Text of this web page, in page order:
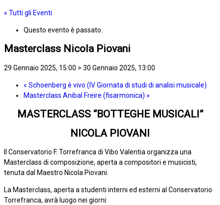
« Tutti gli Eventi
Questo evento è passato.
Masterclass Nicola Piovani
29 Gennaio 2025, 15:00 > 30 Gennaio 2025, 13:00
« Schoenberg è vivo (IV Giornata di studi di analisi musicale)
Masterclass Anibal Freire (fisarmonica) »
MASTERCLASS “BOTTEGHE MUSICALI”
NICOLA PIOVANI
Il Conservatorio F. Torrefranca di Vibo Valentia organizza una
Masterclass di composizione, aperta a compositori e musicisti,
tenuta dal Maestro Nicola Piovani.
La Masterclass, aperta a studenti interni ed esterni al Conservatorio
Torrefranca, avrà luogo nei giorni: